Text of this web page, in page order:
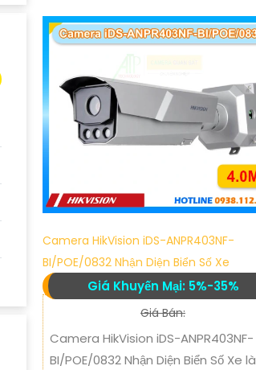
Camera HikVision iDS-ANPR403NF-
BI/POE/0832 Nhận Diện Biển Số Xe
Giá Khuyến Mại: 5%-35%
Giá Bán:
Camera HikVision iDS-ANPR403NF-
BI/POE/0832 Nhận Diện Biển Số Xe là